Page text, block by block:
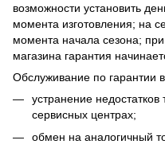
возможности установить
момента изготовления; на
момента начала сезона; при
магазина гарантия
Обслуживание по гарантии
устранение
сервисных центрах;
обмен на аналогичный